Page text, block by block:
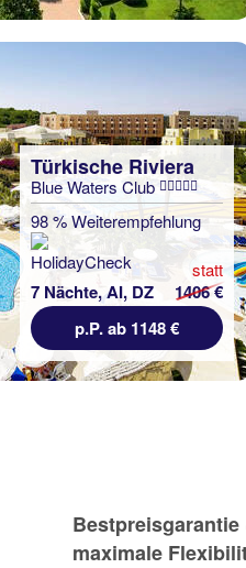
Türkische Riviera
Blue Waters Club
98 % Weiterempfehlung
7 Nächte, AI, DZ
statt
1406 €
p.P. ab 1148 €
Bestpreisgarantie
maximale